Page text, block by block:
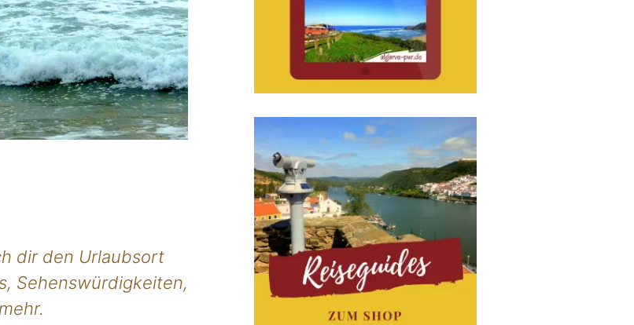
dir den Urlaubsort
Sehenswürdigkeiten,